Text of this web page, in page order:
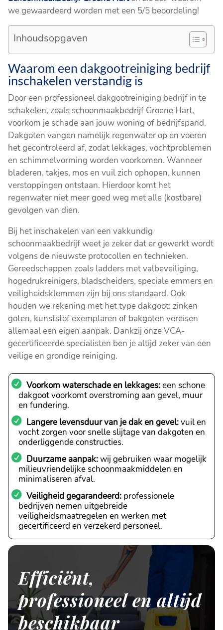
we gewaardeerd worden met een 5/5 beoordeling!
Inhoudsopgaven
Waarom een dakgootreiniging bedrijf
inschakelen verstandig is
Door een professioneel dakgootreiniging bedrijf in te
schakelen, zoals schoonmaakbedrijf Groene Hart,
voorkom je schade aan jouw woning of bedrijfspand.
Dakgoten vangen namelijk regenwater op en voeren
het gecontroleerd af, zodat lekkages, vochtproblemen
en schimmelvorming worden voorkomen. Wanneer
bladeren, takjes, mos en vuil zich ophopen, kunnen
verstoppingen ontstaan. Hierdoor komt het
regenwater niet meer goed weg met alle (kostbare)
gevolgen van dien.
Bij het inschakelen van een vakkundig
schoonmaakbedrijf weet je zeker dat er gewerkt wordt
volgens de nieuwste protocollen en technieken.
Gereedschappen zoals ladders met valbeveiliging,
hogedrukreinigers, bladscheiders, speciale emmers en
veiligheidsklemmen zijn bij ons standaard. Ook
houden we rekening met het type dakgoot: zinken
goten, kunststof exemplaren of bakgoten vereisen
allemaal een eigen aanpak. Dankzij onze VCA-
gecertificeerde specialisten ben je altijd zeker van een
veilige en grondige reiniging.
Voorkom waterschade en lekkages:een schone
dakgoot voorkomt overstroming aan gevel, muur
en fundering.
Langere levensduur van je dak en gevel:vuil en
vocht zorgen voor snelle slijtage van dakgoten en
onderliggende constructies.
Duurzame aanpak:wij gebruiken waar mogelijk
milieuvriendelijke schoonmaakmiddelen en
minimaliseren afval.
Veiligheid gegarandeerd: professionele
bedrijven nemen uitgebreide
veiligheidsmaatregelen en werken met
gecertificeerd en verzekerd personeel.
Efficiënt,
professioneel en altijd
beschikbaar